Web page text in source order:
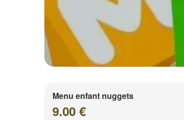
Menu enfant nuggets
9.00 €